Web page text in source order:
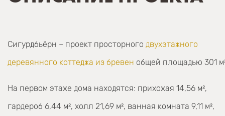
Сигурдбьёрн – проект просторного двухэтажного
деревянного коттеджа из бревен общей площадью 301
На первом этаже дома находятся: прихожая 14,56 м²,
гардероб 6,44 м², холл 21,69 м², ванная комната 9,11 м²,